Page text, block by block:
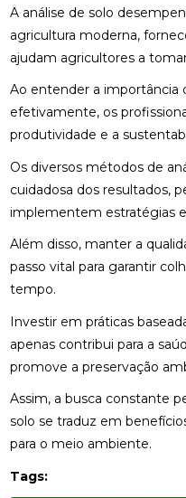
A análise de solo
agricultura moderna,
ajudam agricultores a
Ao entender a importância
efetivamente, os
produtividade e a
Os diversos métodos de
cuidadosa dos resultados,
implementem estratégias
Além disso, manter a
passo vital para garantir
tempo.
Investir em práticas
apenas contribui para a
promove a preservação
Assim, a busca constante
solo se traduz em
para o meio ambiente.
Tags: